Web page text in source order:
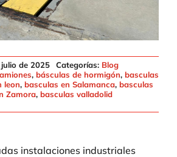
de 2025 Categorías: Blog
, básculas de hormigón, basculas
leon, basculas en Salamanca, basculas
Zamora, basculas valladolid
instalaciones industriales